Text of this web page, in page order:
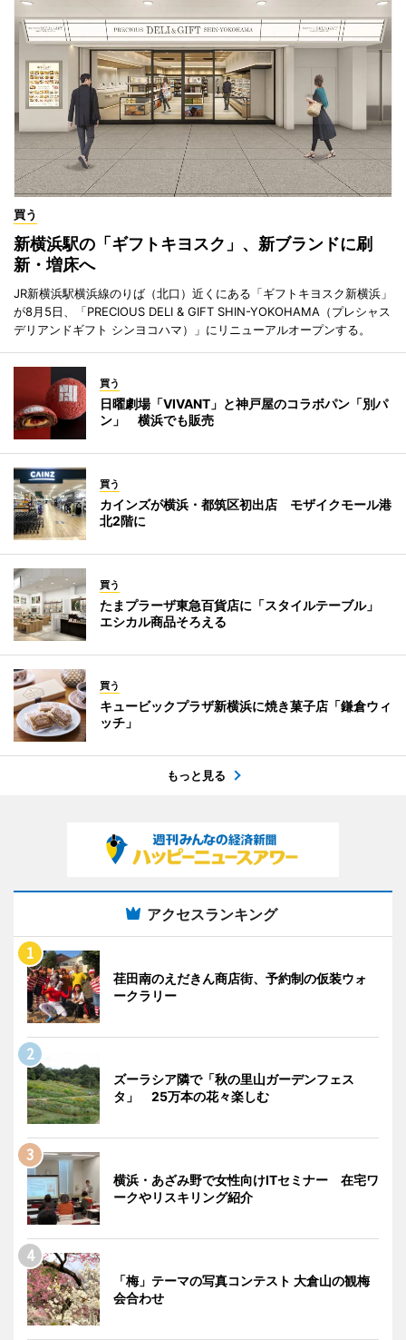
買う
新横浜駅の「ギフトキヨスク」、新ブランドに刷
新・増床へ
JR新横浜駅横浜線のりば（北口）近くにある「ギフトキヨスク新横浜」
が8月5日、「PRECIOUS DELI & GIFT SHIN-YOKOHAMA（プレシャス
デリアンドギフト シンヨコハマ）」にリニューアルオープンする。
買う
日曜劇場「VIVANT」と神戸屋のコラボパン「別パ
ン」 横浜でも販売
買う
カインズが横浜・都筑区初出店 モザイクモール港
北2階に
買う
たまプラーザ東急百貨店に「スタイルテーブル」
エシカル商品そろえる
買う
キュービックプラザ新横浜に焼き菓子店「鎌倉ウィ
ッチ」
もっと見る
アクセスランキング
荏田南のえだきん商店街、予約制の仮装ウォ
ークラリー
ズーラシア隣で「秋の里山ガーデンフェス
タ」 25万本の花々楽しむ
横浜・あざみ野で女性向けITセミナー 在宅ワ
ークやリスキリング紹介
「梅」テーマの写真コンテスト 大倉山の観梅
会合わせ